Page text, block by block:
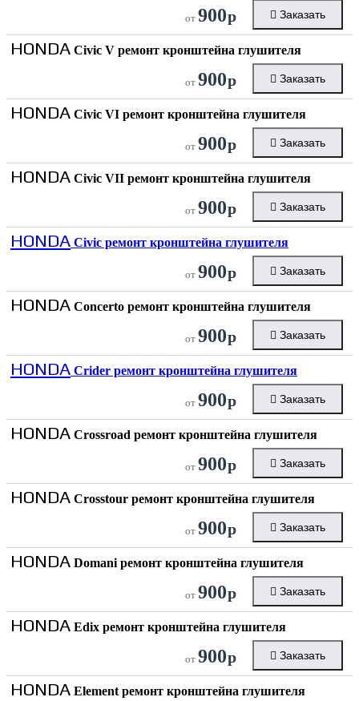
от 900р Заказать
HONDA Civic V ремонт кронштейна глушителя
от 900р Заказать
HONDA Civic VI ремонт кронштейна глушителя
от 900р Заказать
HONDA Civic VII ремонт кронштейна глушителя
от 900р Заказать
HONDA Civic ремонт кронштейна глушителя
от 900р Заказать
HONDA Concerto ремонт кронштейна глушителя
от 900р Заказать
HONDA Crider ремонт кронштейна глушителя
от 900р Заказать
HONDA Crossroad ремонт кронштейна глушителя
от 900р Заказать
HONDA Crosstour ремонт кронштейна глушителя
от 900р Заказать
HONDA Domani ремонт кронштейна глушителя
от 900р Заказать
HONDA Edix ремонт кронштейна глушителя
от 900р Заказать
HONDA Element ремонт кронштейна глушителя